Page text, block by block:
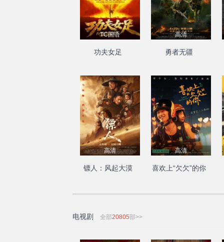
TC国语
功夫女足
高清
勇者无疆
高清
镖人：风起大漠
高清
喜欢上“欠欠”的你
电视剧 全部20805部>>